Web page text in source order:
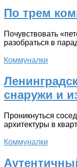
По трем
Почувствовать
разобраться в
Коммуналки
снаружи и
Проникнуться
архитектуры в
Коммуналки